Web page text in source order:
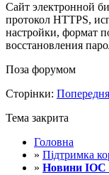
Сайт электронной
протокол HTTPS,
настройки, формат
восстановления
Поза форумом
Сторінки: Попередня
Тема закрита
Головна
» Підтримка
» Новини ІОС